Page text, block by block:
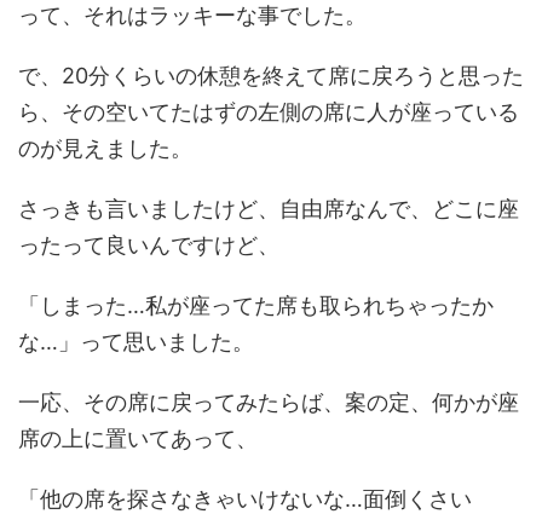
って、それはラッキーな事でした。
で、20分くらいの休憩を終えて席に戻ろうと思った
ら、その空いてたはずの左側の席に人が座っている
のが見えました。
さっきも言いましたけど、自由席なんで、どこに座
ったって良いんですけど、
「しまった…私が座ってた席も取られちゃったか
な…」って思いました。
一応、その席に戻ってみたらば、案の定、何かが座
席の上に置いてあって、
「他の席を探さなきゃいけないな…面倒くさい